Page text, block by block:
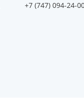
+7 (747) 094-24-